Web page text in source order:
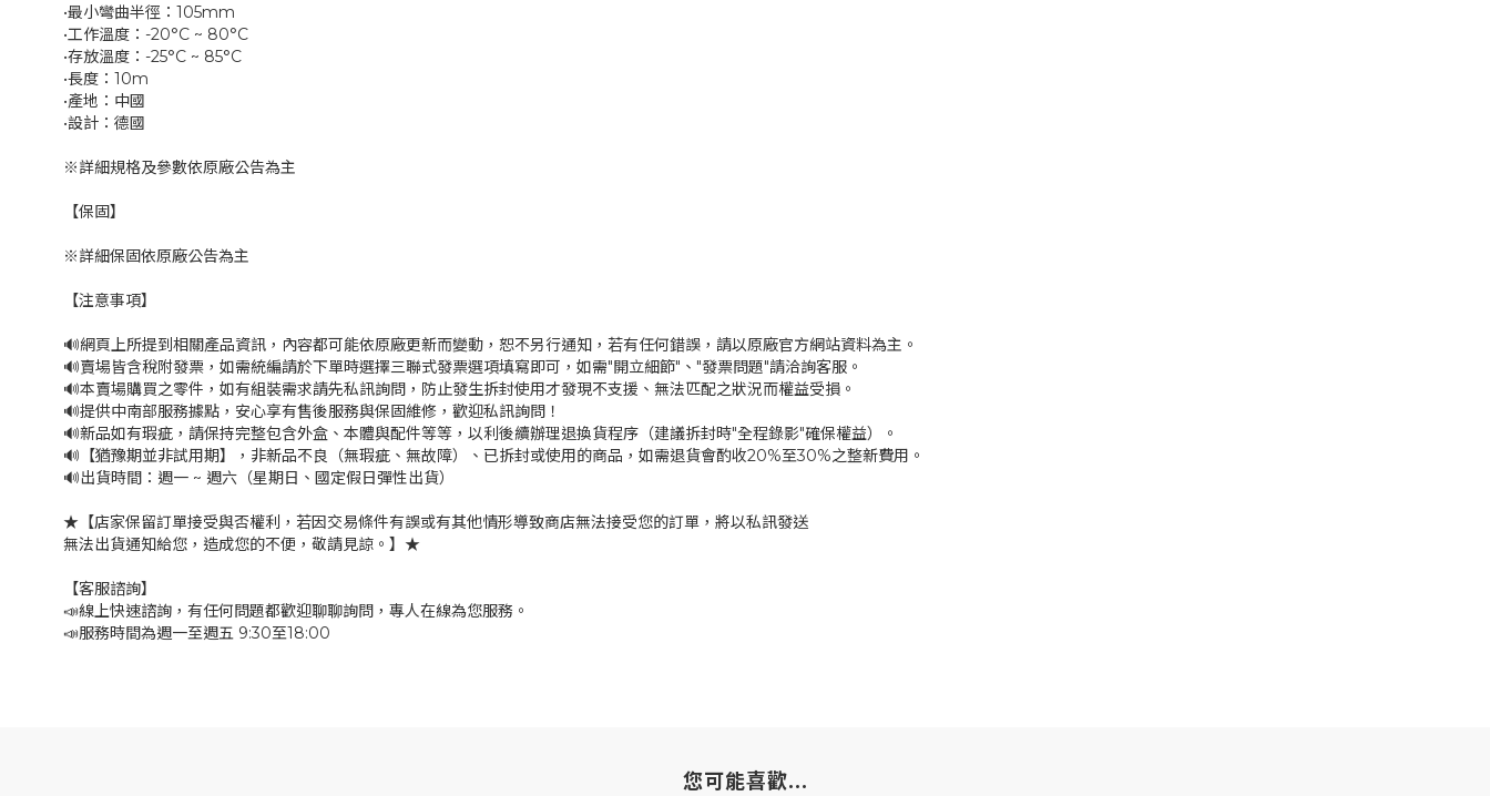
•最小彎曲半徑：105mm
•工作溫度：-20°C ~ 80°C
•存放溫度：-25°C ~ 85°C
•長度：10m
•產地：中國
•設計：德國
※詳細規格及參數依原廠公告為主
【保固】
※詳細保固依原廠公告為主
【注意事項】
🔊網頁上所提到相關產品資訊，內容都可能依原廠更新而變動，恕不另行通知，若有任何錯誤，請以原廠官方網站資料為主。
🔊賣場皆含稅附發票，如需統編請於下單時選擇三聯式發票選項填寫即可，如需"開立細節"、"發票問題"請洽詢客服。
🔊本賣場購買之零件，如有組裝需求請先私訊詢問，防止發生拆封使用才發現不支援、無法匹配之狀況而權益受損。
🔊提供中南部服務據點，安心享有售後服務與保固維修，歡迎私訊詢問！
🔊新品如有瑕疵，請保持完整包含外盒、本體與配件等等，以利後續辦理退換貨程序（建議拆封時"全程錄影"確保權益）。
🔊【猶豫期並非試用期】，非新品不良（無瑕疵、無故障）、已拆封或使用的商品，如需退貨會酌收20%至30%之整新費用。
🔊出貨時間：週一 ~ 週六（星期日、國定假日彈性出貨）
★【店家保留訂單接受與否權利，若因交易條件有誤或有其他情形導致商店無法接受您的訂單，將以私訊發送
無法出貨通知給您，造成您的不便，敬請見諒。】★
【客服諮詢】
📣線上快速諮詢，有任何問題都歡迎聊聊詢問，專人在線為您服務。
📣服務時間為週一至週五 9:30至18:00
您可能喜歡...